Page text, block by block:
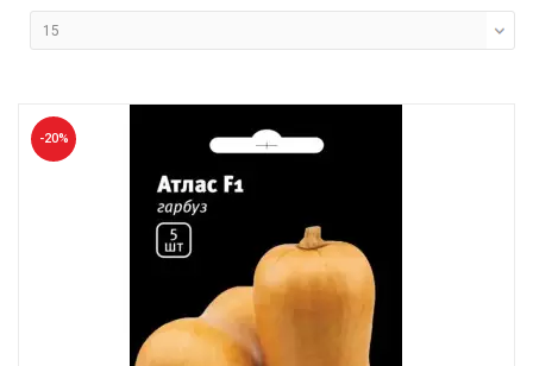
-20%